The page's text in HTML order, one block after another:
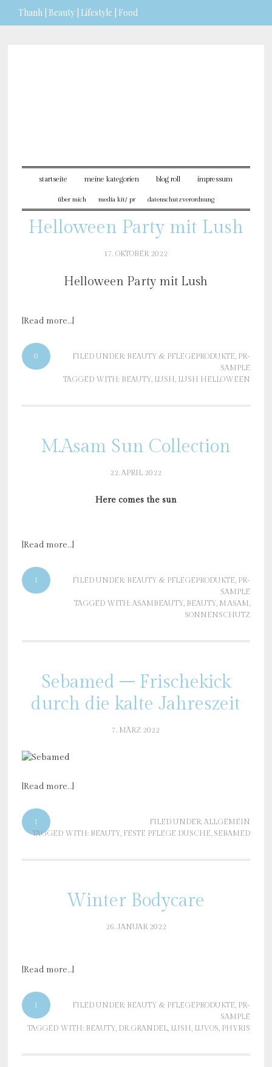
Thanh | Beauty | Lifestyle | Food
startseite meine kategorien blog roll impressum
über mich media kit/ pr datenschutzverordnung
Helloween Party mit Lush
17. OKTOBER 2022
Helloween Party mit Lush
[Read more…]
0 FILED UNDER: BEAUTY & PFLEGEPRODUKTE, PR-
SAMPLE
TAGGED WITH: BEAUTY, LUSH, LUSH HELLOWEEN
M.Asam Sun Collection
22. APRIL 2022
Here comes the sun
[Read more…]
1 FILED UNDER: BEAUTY & PFLEGEPRODUKTE, PR-
SAMPLE
TAGGED WITH:ASAMBEAUTY, BEAUTY, M.ASAM,
SONNENSCHUTZ
Sebamed – Frischekick
durch die kalte Jahreszeit
7. MÄRZ 2022
[Read more…]
1 FILED UNDER:ALLGEMEIN
TAGGED WITH: BEAUTY, FESTE PFLEGE DUSCHE, SEBAMED
Winter Bodycare
26. JANUAR 2022
[Read more…]
1 FILED UNDER: BEAUTY & PFLEGEPRODUKTE, PR-
SAMPLE
TAGGED WITH: BEAUTY, DR.GRANDEL, LUSH, LUVOS, PHYRIS